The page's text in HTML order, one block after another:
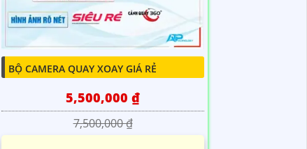
BỘ CAMERA QUAY XOAY GIÁ RẺ
5,500,000 ₫
7,500,000 ₫